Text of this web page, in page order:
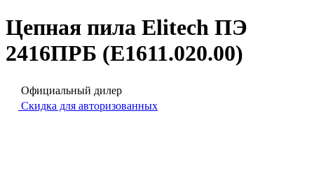
Цепная пила Elitech ПЭ
2416ПРБ (E1611.020.00)
Официальный дилер
Скидка для авторизованных